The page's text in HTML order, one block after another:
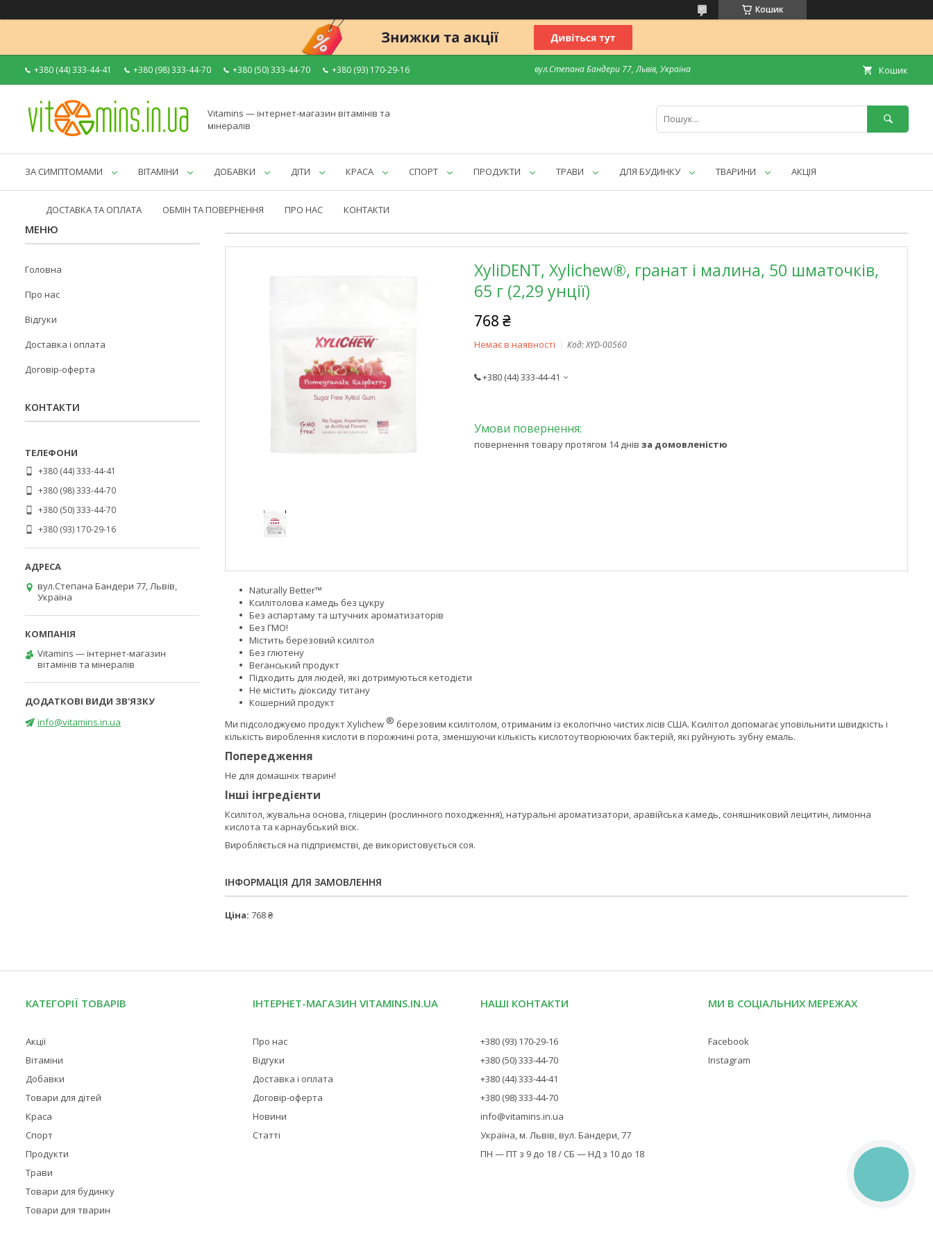
Кошик
+380 (44) 333-44-41 +380 (98) 333-44-70 +380 (50) 333-44-70 +380 (93) 170-29-16 вул.Степана Бандери 77, Львів, Україна Кошик
Vitamins — інтернет-магазин вітамінів та
мінералів
ЗА СИМПТОМАМИ ВІТАМІНИ ДОБАВКИ ДІТИ КРАСА СПОРТ ПРОДУКТИ ТРАВИ ДЛЯ БУДИНКУ ТВАРИНИ АКЦІЯ
ДОСТАВКА ТА ОПЛАТА ОБМІН ТА ПОВЕРНЕННЯ ПРО НАС КОНТАКТИ
XyliDENT, Xylichew®, гранат і малина, 50 шматочків,
65 г (2,29 унції)
768 ₴
Немає в наявності Код:XYD-00560
+380 (44) 333-44-41
повернення товару протягом 14 днів за домовленістю
Naturally Better™
Ксилітолова камедь без цукру
Без аспартаму та штучних ароматизаторів
Без ГМО!
Містить березовий ксилітол
Без глютену
Веганський продукт
Підходить для людей, які дотримуються кетодієти
Не містить діоксиду титану
Кошерний продукт
Ми підсолоджуємо продукт Xylichew ® березовим ксилітолом, отриманим із екологічно чистих лісів США. Ксилітол допомагає уповільнити швидкість і
кількість вироблення кислоти в порожнині рота, зменшуючи кількість кислотоутворюючих бактерій, які руйнують зубну емаль.
Попередження
Не для домашніх тварин!
Інші інгредієнти
Ксилітол, жувальна основа, гліцерин (рослинного походження), натуральні ароматизатори, аравійська камедь, соняшниковий лецитин, лимонна
кислота та карнаубський віск.
Виробляється на підприємстві, де використовується соя.
ІНФОРМАЦІЯ ДЛЯ ЗАМОВЛЕННЯ
Ціна: 768 ₴
Головна
Про нас
Відгуки
Доставка і оплата
Договір-оферта
КОНТАКТИ
+380 (44) 333-44-41
+380 (98) 333-44-70
+380 (50) 333-44-70
+380 (93) 170-29-16
вул.Степана Бандери 77, Львів,
Україна
Vitamins — інтернет-магазин
вітамінів та мінералів
info@vitamins.in.ua
КАТЕГОРІЇ ТОВАРІВ
Акції
Вітаміни
Добавки
Товари для дітей
Краса
Спорт
Продукти
Трави
Товари для будинку
Товари для тварин
ІНТЕРНЕТ-МАГАЗИН VITAMINS.IN.UA
Про нас
Відгуки
Доставка і оплата
Договір-оферта
Новини
Статті
НАШІ КОНТАКТИ
+380 (93) 170-29-16
+380 (50) 333-44-70
+380 (44) 333-44-41
+380 (98) 333-44-70
info@vitamins.in.ua
Україна, м. Львів, вул. Бандери, 77
ПН — ПТ з 9 до 18 / СБ — НД з 10 до 18
МИ В СОЦІАЛЬНИХ МЕРЕЖАХ
Facebook
Instagram